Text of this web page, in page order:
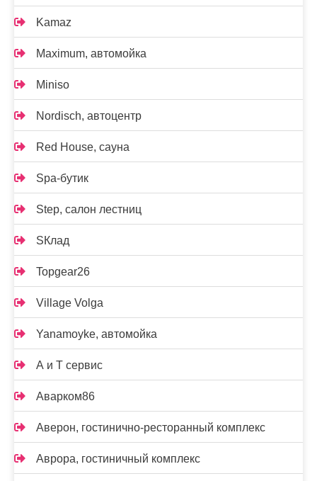
Kamaz
Maximum, автомойка
Miniso
Nordisch, автоцентр
Red House, сауна
Spa-бутик
Step, салон лестниц
SКлад
Topgear26
Village Volga
Yanamoyke, автомойка
А и Т сервис
Аварком86
Аверон, гостинично-ресторанный комплекс
Аврора, гостиничный комплекс